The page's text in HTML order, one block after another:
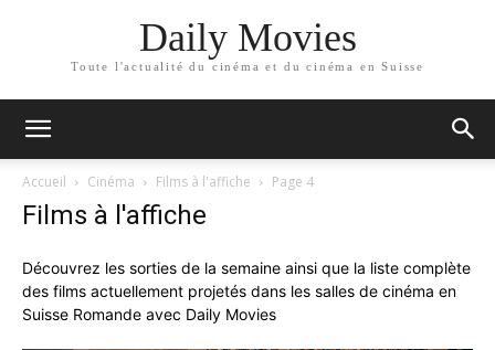
Daily Movies
Toute l'actualité du cinéma et du cinéma en Suisse
Accueil Cinéma Films à l'affiche Page 4
Films à l'affiche
Découvrez les sorties de la semaine ainsi que la liste complète
des films actuellement projetés dans les salles de cinéma en
Suisse Romande avec Daily Movies